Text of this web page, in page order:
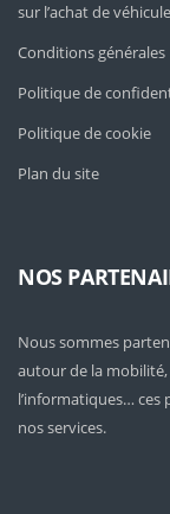
sur l’achat de
Conditions générales
Politique de
Politique de cookie
Plan du site
NOS
Nous sommes
autour de la mobilité
l’informatiques…
nos services.